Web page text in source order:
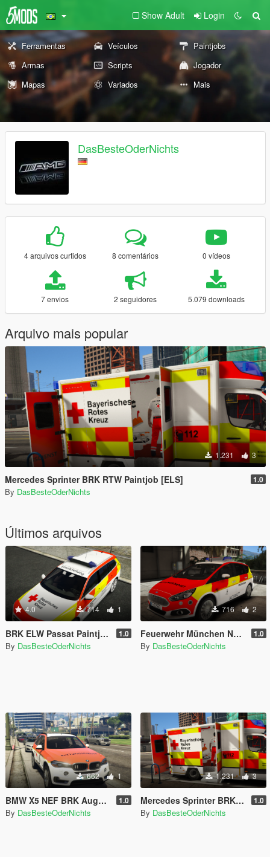
Show Adult Login
Ferramentas Veículos
Paintjobs
Armas
Scripts
Jogador
Mapas
Variados Mais
DasBesteOderNichts
4 arquivos curtidos 8 comentários 0 vídeos
7 envios 2 seguidores 5.079 downloads
Arquivo mais popular
1.231 3
Mercedes Sprinter BRK RTW Paintjob [ELS] 1.0
By DasBesteOderNichts
Últimos arquivos
4.0 714 1
BRK ELW Passat Paintjob 1.0
By DasBesteOderNichts
716 2
Feuerwehr München NEF Ford S-Max Paintjob [ELS] 1.0
By DasBesteOderNichts
662 1
BMW X5 NEF BRK Augsburg [ELS] 1.0
By DasBesteOderNichts
1.231 3
Mercedes Sprinter BRK RTW Paintjob [ELS] 1.0
By DasBesteOderNichts